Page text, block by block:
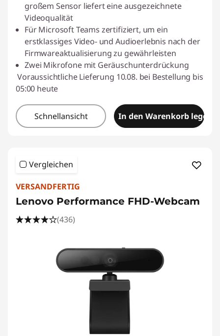
großem Sensor liefert eine ausgezeichnete
Videoqualität
Für Microsoft Teams zertifiziert, um ein
erstklassiges Video- und Audioerlebnis nach der
Firmwareaktualisierung zu gewährleisten
Zwei Mikrofone mit Geräuschunterdrückung
Voraussichtliche Lieferung 10.08. bei Bestellung bis
05:00 heute
Schnellansicht In den Warenkorb legen
Vergleichen
VERSANDFERTIG
Lenovo Performance FHD-Webcam
(436)